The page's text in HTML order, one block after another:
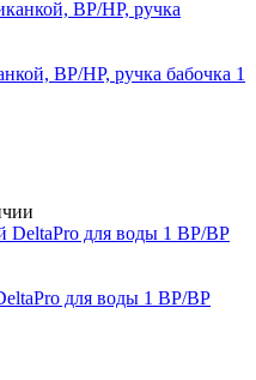
ВР/НР, ручка бабочка 1
для воды 1 ВР/ВР